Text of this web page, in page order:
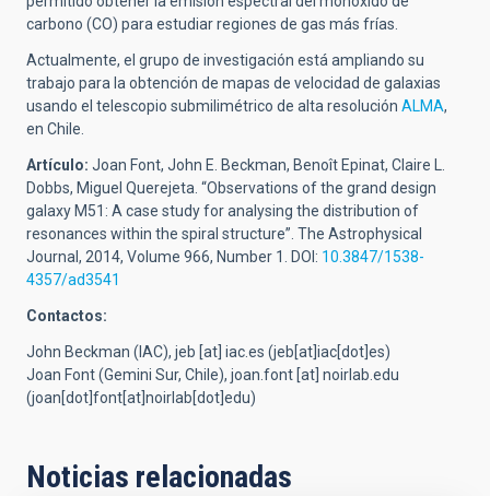
carbono (CO) para estudiar regiones de gas más frías.
Actualmente, el grupo de investigación está ampliando su
trabajo para la obtención de mapas de velocidad de galaxias
usando el telescopio submilimétrico de alta resolución ALMA,
en Chile.
Artículo: Joan Font, John E. Beckman, Benoît Epinat, Claire L.
Dobbs, Miguel Querejeta. “Observations of the grand design
galaxy M51: A case study for analysing the distribution of
resonances within the spiral structure”. The Astrophysical
Journal, 2014, Volume 966, Number 1. DOI: 10.3847/1538-
4357/ad3541
Contactos:
John Beckman (IAC), jeb [at] iac.es (jeb[at]iac[dot]es)
Joan Font (Gemini Sur, Chile), joan.font [at] noirlab.edu
(joan[dot]font[at]noirlab[dot]edu)
Noticias relacionadas